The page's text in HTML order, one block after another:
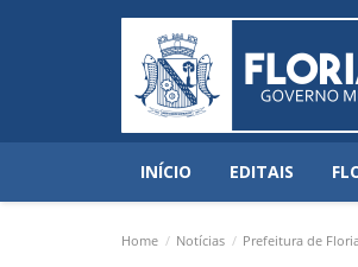
INÍCIO EDITAIS
Home Notícias Prefeitura de